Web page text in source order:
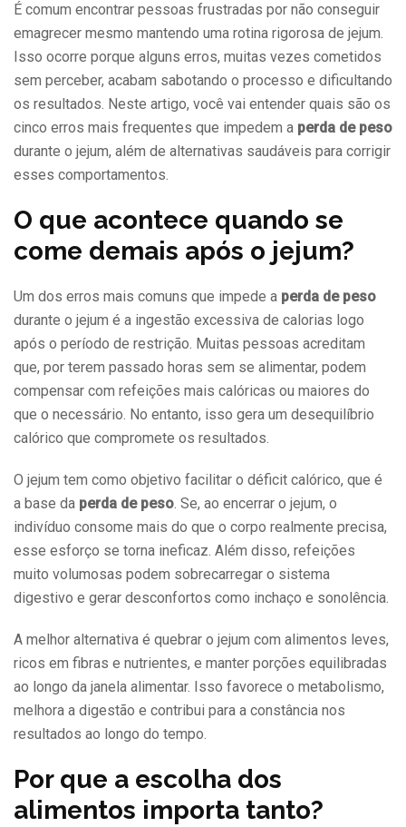
É comum encontrar pessoas frustradas por não conseguir
emagrecer mesmo mantendo uma rotina rigorosa de jejum.
Isso ocorre porque alguns erros, muitas vezes cometidos
sem perceber, acabam sabotando o processo e dificultando
os resultados. Neste artigo, você vai entender quais são os
cinco erros mais frequentes que impedem a perda de peso
durante o jejum, além de alternativas saudáveis para corrigir
esses comportamentos.
O que acontece quando se
come demais após o jejum?
Um dos erros mais comuns que impede a perda de peso
durante o jejum é a ingestão excessiva de calorias logo
após o período de restrição. Muitas pessoas acreditam
que, por terem passado horas sem se alimentar, podem
compensar com refeições mais calóricas ou maiores do
que o necessário. No entanto, isso gera um desequilíbrio
calórico que compromete os resultados.
O jejum tem como objetivo facilitar o déficit calórico, que é
a base da perda de peso. Se, ao encerrar o jejum, o
indivíduo consome mais do que o corpo realmente precisa,
esse esforço se torna ineficaz. Além disso, refeições
muito volumosas podem sobrecarregar o sistema
digestivo e gerar desconfortos como inchaço e sonolência.
A melhor alternativa é quebrar o jejum com alimentos leves,
ricos em fibras e nutrientes, e manter porções equilibradas
ao longo da janela alimentar. Isso favorece o metabolismo,
melhora a digestão e contribui para a constância nos
resultados ao longo do tempo.
Por que a escolha dos
alimentos importa tanto?